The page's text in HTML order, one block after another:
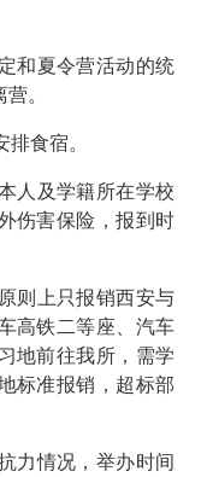
和夏令营活动的统
。
食宿。
人及学籍所在学校
伤害保险，报到时
则上只报销西安与
高铁二等座、汽车
地前往我所，需学
标准报销，超标部
力情况，举办时间